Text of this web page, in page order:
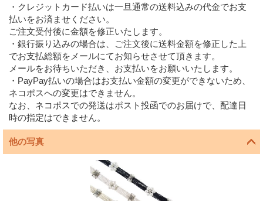
・クレジットカード払いは一旦通常の送料込みの代金でお支
払いをお済ませください。
ご注文受付後に金額を修正いたします。
・銀行振り込みの場合は、ご注文後に送料金額を修正した上
でお支払総額をメールにてお知らせさせて頂きます。
メールをお待ちいただき、お支払いをお願いいたします。
・PayPay払いの場合はお支払い金額の変更ができないため、
ネコポスへの変更はできません。
なお、ネコポスでの発送はポスト投函でのお届けで、配達日
時の指定はできません。
他の写真